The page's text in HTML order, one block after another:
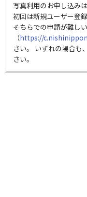
写真利用のお申し込み
初回は新規ユーザー登録
そちらでの申請が難し
（https://
さい。 いずれの場合も
さい。